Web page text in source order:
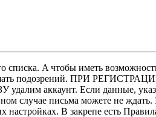
списка. A чтобы иметь
подозрений. ПРИ
аккаунт. Если данные,
случае письма можете не
настройках. В закрепе есть